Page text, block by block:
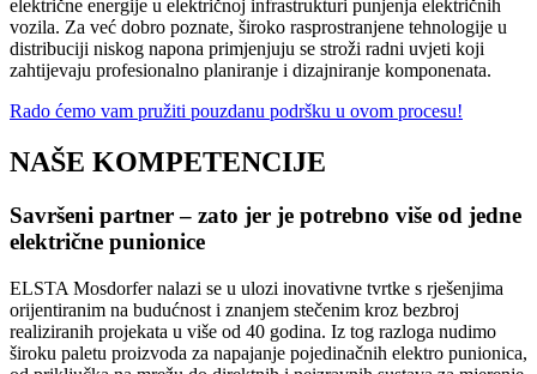
električne energije u električnoj infrastrukturi punjenja električnih
vozila. Za već dobro poznate, široko rasprostranjene tehnologije u
distribuciji niskog napona primjenjuju se stroži radni uvjeti koji
zahtijevaju profesionalno planiranje i dizajniranje komponenata.
Rado ćemo vam pružiti pouzdanu podršku u ovom procesu!
NAŠE KOMPETENCIJE
Savršeni partner – zato jer je potrebno više od jedne
električne punionice
ELSTA Mosdorfer nalazi se u ulozi inovativne tvrtke s rješenjima
orijentiranim na budućnost i znanjem stečenim kroz bezbroj
realiziranih projekata u više od 40 godina. Iz tog razloga nudimo
široku paletu proizvoda za napajanje pojedinačnih elektro punionica,